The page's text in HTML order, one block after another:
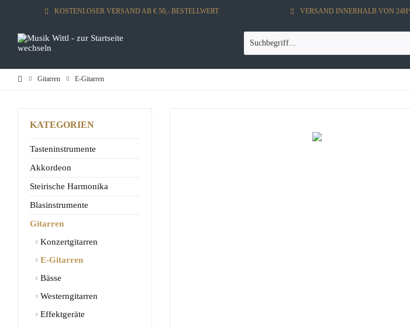
KOSTENLOSER VERSAND AB € 50,- BESTELLWERT VERSAND INNERHALB VON
Gitarren E-Gitarren
KATEGORIEN
Tasteninstrumente
Akkordeon
Steirische Harmonika
Blasinstrumente
Gitarren
Konzertgitarren
E-Gitarren
Bässe
Westerngitarren
Effektgeräte